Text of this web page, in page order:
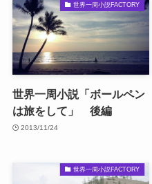
世界一周小説FACTORY
世界一周小説「ボールペン
は旅をして」 後編
2013/11/24
世界一周小説FACTORY